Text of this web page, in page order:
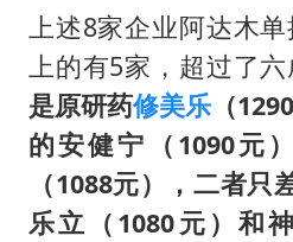
上述8家企业阿达木
上的有5家，超过了六
是原研药修美乐 （
的安健宁（1090元
（1088元），二者
乐立（1080元）和